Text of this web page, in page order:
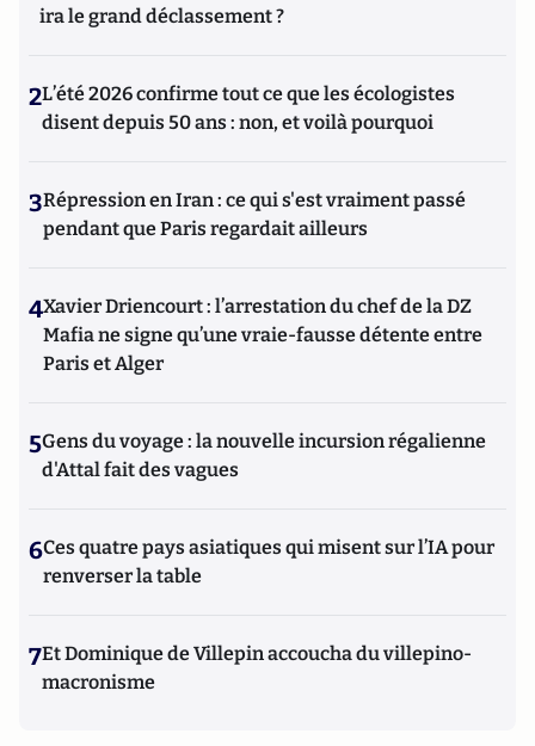
ira le grand déclassement ?
2L’été 2026 confirme tout ce que les écologistes
disent depuis 50 ans : non, et voilà pourquoi
3Répression en Iran : ce qui s'est vraiment passé
pendant que Paris regardait ailleurs
4Xavier Driencourt : l’arrestation du chef de la DZ
Mafia ne signe qu’une vraie-fausse détente entre
Paris et Alger
5Gens du voyage : la nouvelle incursion régalienne
d'Attal fait des vagues
6Ces quatre pays asiatiques qui misent sur l’IA pour
renverser la table
7Et Dominique de Villepin accoucha du villepino-
macronisme